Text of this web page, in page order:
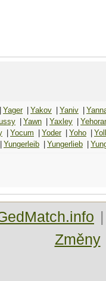
| Yager | Yakov | Yaniv |
| Yawn | Yaxley |
| Yocum | Yoder | Yoho |
| Yungerleib | Yungerlieb |
Změny